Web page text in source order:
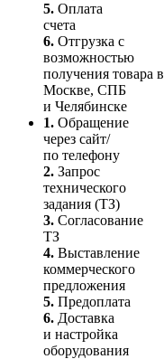
5. Оплата
счета
6. Отгрузка с
возможностью
получения товара в
Москве, СПБ
и Челябинске
1. Обращение
через сайт/
по телефону
2. Запрос
технического
задания (ТЗ)
3. Согласование
ТЗ
4. Выставление
коммерческого
предложения
5. Предоплата
6. Доставка
и настройка
оборудования